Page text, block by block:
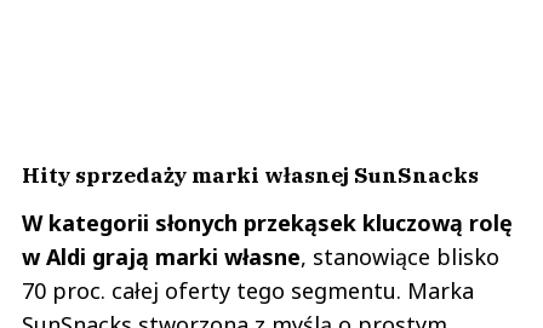
Hity sprzedaży marki własnej SunSnacks
W kategorii słonych przekąsek kluczową rolę
w Aldi grają marki własne, stanowiące blisko
70 proc. całej oferty tego segmentu. Marka